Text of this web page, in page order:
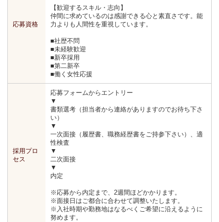
応募資格
【歓迎するスキル・志向】
仲間に求めているのは感謝できる心と素直さです。能
力よりも人間性を重視しています。
■社歴不問
■未経験歓迎
■新卒採用
■第二新卒
■働く女性応援
採用プロ
セス
応募フォームからエントリー
▼
書類選考（担当者から連絡がありますのでお待ち下さ
い）
▼
一次面接（履歴書、職務経歴書をご持参下さい）、適
性検査
▼
二次面接
▼
内定
※応募から内定まで、2週間ほどかかります。
※面接日はご都合に合わせて調整いたします。
※入社時期や勤務地はなるべくご希望に沿えるように
努めます。